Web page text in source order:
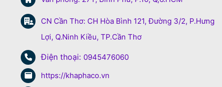
CN Cần Thơ: CH Hòa Bình 121, Đường 3/2, P.Hưng
Lợi, Q.Ninh Kiều, TP.Cần Thơ
Điện thoại: 0945476060
https://khaphaco.vn